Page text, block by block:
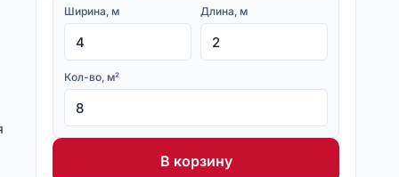
Ширина, м Длина, м
Кол-во, м²
В корзину